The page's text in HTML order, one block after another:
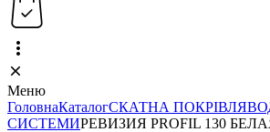
Меню
ГоловнаКаталогСКАТНА ПОКРІВЛЯ
СИСТЕМИРЕВИЗИЯ PROFIL 130